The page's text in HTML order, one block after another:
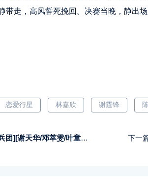
带走，高风誓死挽回。决赛当晚，静出
恋爱行星 林嘉欣 谢霆锋
国粤双语中字][GOTV源码/MKV][20集全/单集约800M] 下一